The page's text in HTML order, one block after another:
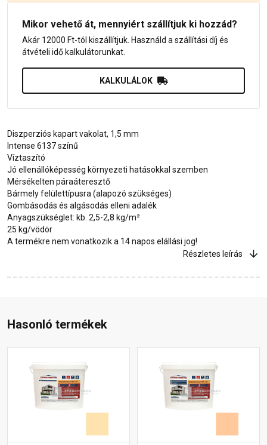
Mikor vehető át, mennyiért szállítjuk ki hozzád?
Akár 12000 Ft-tól kiszállítjuk. Használd a szállítási díj és
átvételi idő kalkulátorunkat.
KALKULÁLOK
Diszperziós kapart vakolat, 1,5 mm
Intense 6137 színű
Víztaszító
Jó ellenállóképesség környezeti hatásokkal szemben
Mérsékelten páraáteresztő
Bármely felülettípusra (alapozó szükséges)
Gombásodás és algásodás elleni adalék
Anyagszükséglet: kb. 2,5-2,8 kg/m²
25 kg/vödör
A termékre nem vonatkozik a 14 napos elállási jog!
Részletes leírás
Hasonló termékek